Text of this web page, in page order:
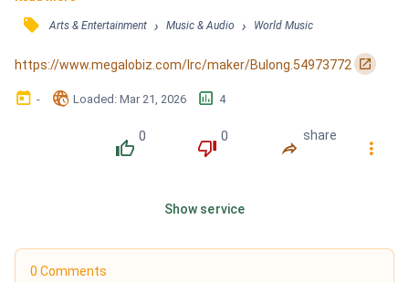
Ako'y alipin ng pag-ibig mo / Handang ibigin ang 'sang tulad
mo / Hangga't ang puso mo'y sa akin lang / Hindi ka na
malilinlang / Ikaw ang ilaw sa dilim / At...
󰓹 Arts & Entertainment › Music & Audio › World Music
https://www.megalobiz.com/lrc/maker/Bulong.54973772 󰏌
󰃶 - 󱉊 Loaded: Mar 21, 2026 󱕎 4
󰔔
0
󰔒
0
󰤲
share
󰇙
Show service
0 Comments